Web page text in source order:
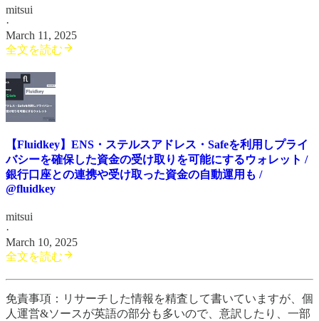
mitsui
·
March 11, 2025
全文を読む
【Fluidkey】ENS・ステルスアドレス・Safeを利用しプライ
バシーを確保した資金の受け取りを可能にするウォレット /
銀行口座との連携や受け取った資金の自動運用も /
@fluidkey
mitsui
·
March 10, 2025
全文を読む
免責事項：リサーチした情報を精査して書いていますが、個
人運営&ソースが英語の部分も多いので、意訳したり、一部